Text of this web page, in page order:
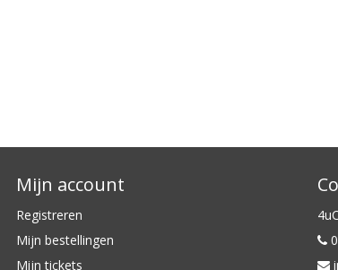
Mijn account
Registreren
Mijn bestellingen
Mijn tickets